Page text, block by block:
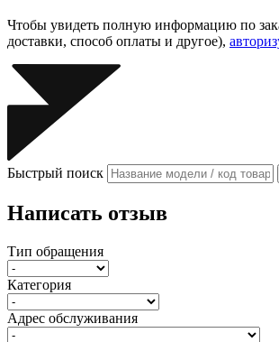
Чтобы увидеть полную информацию по
доставки, способ оплаты и другое),
Быстрый поиск
Написать отзыв
Тип обращения
Категория
Адрес обслуживания